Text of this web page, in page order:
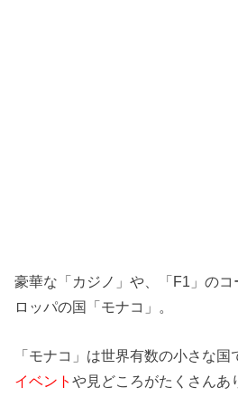
豪華な「カジノ」や、「F1」のコ
ロッパの国「モナコ」。
「モナコ」は世界有数の小さな国
イベントや見どころがたくさんあ